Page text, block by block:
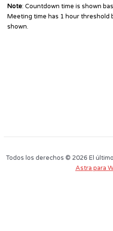
Note: Countdown time is shown
Meeting time has 1 hour threshold
shown.
Todos los derechos © 2026 El
Astra para